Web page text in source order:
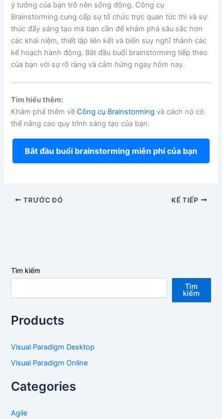
ý tưởng của bạn trở nên sống động. Công cụ
Brainstorming cung cấp sự tổ chức trực quan tức thì và sự
thúc đẩy sáng tạo mà bạn cần để khám phá sâu sắc hơn
các khái niệm, thiết lập liên kết và biến suy nghĩ thành các
kế hoạch hành động. Bắt đầu buổi brainstorming tiếp theo
của bạn với sự rõ ràng và cảm hứng ngay hôm nay.
Tìm hiểu thêm:
Khám phá thêm vềCông cụ Brainstorming và cách nó có
thể nâng cao quy trình sáng tạo của bạn.
Bắt đầu buổi brainstorming miễn phí của bạn
TRƯỚC ĐÓ KẾ TIẾP
Tìm kiếm
Tìm
kiếm
Products
Visual Paradigm Desktop
Visual Paradigm Online
Categories
Agile